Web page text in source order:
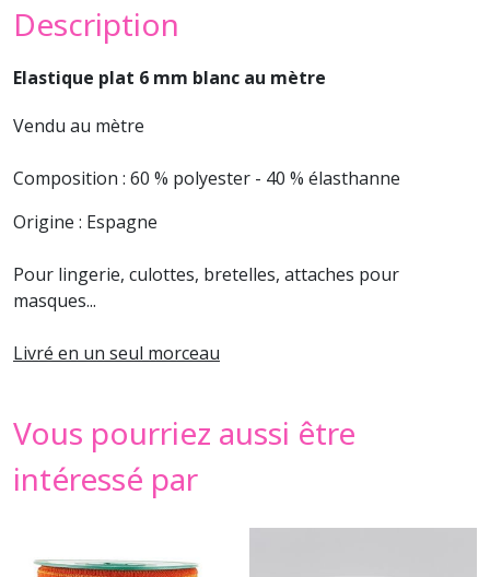
Description
Elastique plat 6 mm blanc au mètre
Vendu au mètre
Composition : 60 % polyester - 40 % élasthanne
Origine : Espagne
Pour lingerie, culottes, bretelles, attaches pour
masques...
Livré en un seul morceau
Vous pourriez aussi être
intéressé par